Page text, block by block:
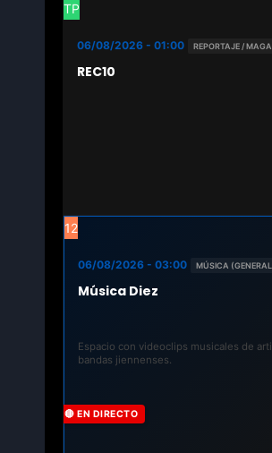
TP
06/08/2026 - 01:00 REPORTAJE /
REC10
12
06/08/2026 - 03:00 MÚSICA
Música Diez
Espacio con videoclips musicales de
bandas jiennenses.
🔴 EN DIRECTO